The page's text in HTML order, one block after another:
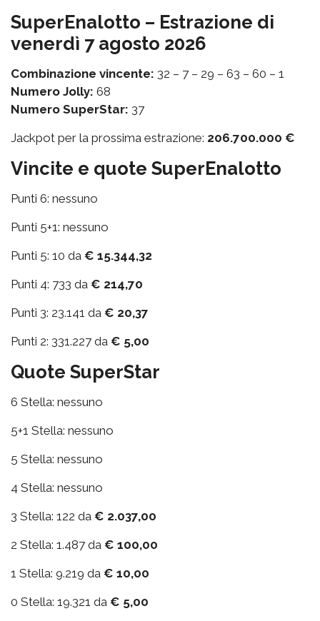
SuperEnalotto – Estrazione di
venerdì 7 agosto 2026
Combinazione vincente: 32 – 7 – 29 – 63 – 60 – 1
Numero Jolly: 68
Numero SuperStar: 37
Jackpot per la prossima estrazione: 206.700.000 €
Vincite e quote SuperEnalotto
Punti 6: nessuno
Punti 5+1: nessuno
Punti 5: 10 da € 15.344,32
Punti 4: 733 da € 214,70
Punti 3: 23.141 da € 20,37
Punti 2: 331.227 da € 5,00
Quote SuperStar
6 Stella: nessuno
5+1 Stella: nessuno
5 Stella: nessuno
4 Stella: nessuno
3 Stella: 122 da € 2.037,00
2 Stella: 1.487 da € 100,00
1 Stella: 9.219 da € 10,00
0 Stella: 19.321 da € 5,00